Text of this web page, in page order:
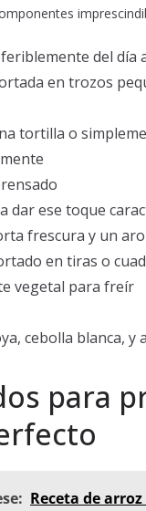
del día
en trozos
tortilla o
dar ese toque
frescura y un
en tiras o
vegetal para freír
cebolla blanca,
para
Receta de